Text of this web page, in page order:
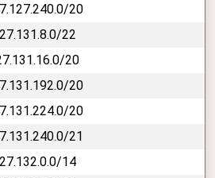
20
27.131.8.0/22
20
20
20
21
27.132.0.0/14